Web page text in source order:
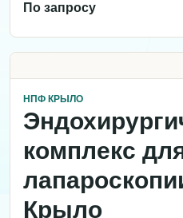
По запросу
НПФ КРЫЛО
комплекс
Крыло